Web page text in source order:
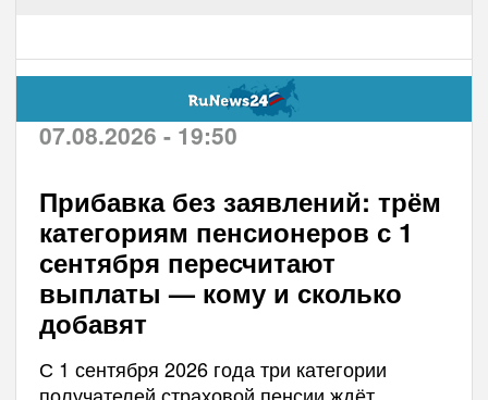
07.08.2026 - 19:50
Прибавка без заявлений: трём
категориям пенсионеров с 1
сентября пересчитают
выплаты — кому и сколько
добавят
С 1 сентября 2026 года три категории